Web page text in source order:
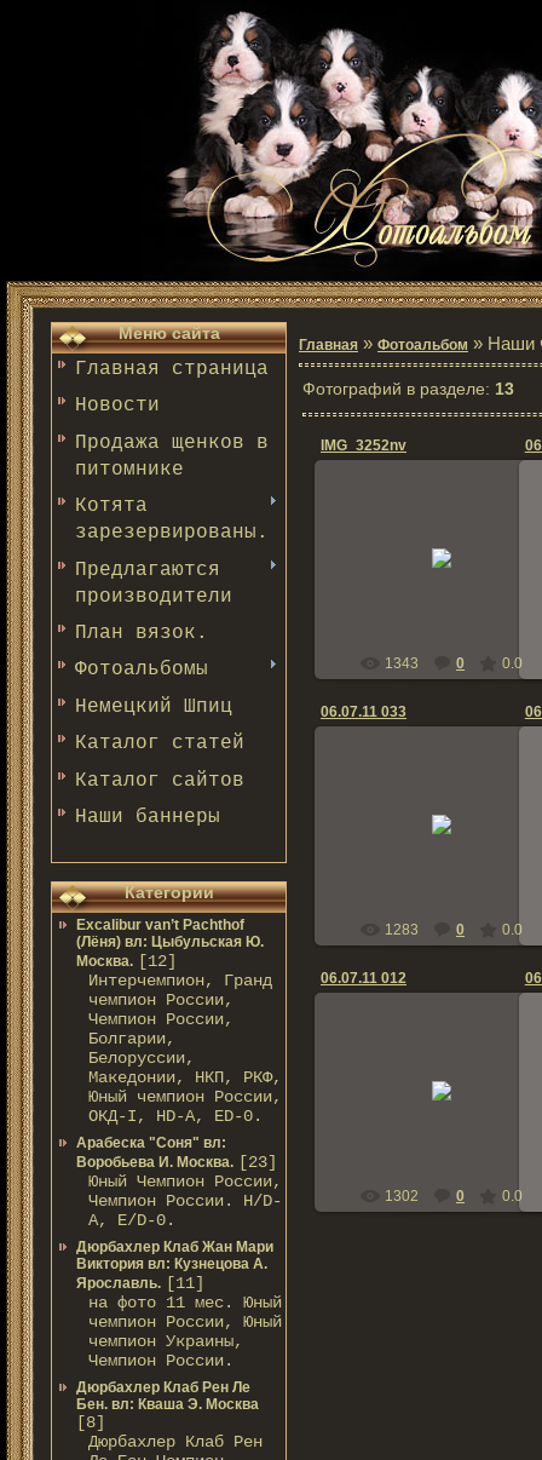
Меню сайта
Главная страница
Новости
Продажа щенков в
питомнике
Котята
зарезервированы.
Предлагаются
производители
План вязок.
Фотоальбомы
Немецкий Шпиц
Каталог статей
Каталог сайтов
Наши баннеры
Категории
Excalibur van’t Pachthof
(Лёня) вл: Цыбульская Ю.
Москва. [12]
Интерчемпион, Гранд
чемпион России,
Чемпион России,
Болгарии,
Белоруссии,
Македонии, НКП, РКФ,
Юный чемпион России,
ОКД-I, HD-A, ED-0.
Арабеска "Соня" вл:
Воробьева И. Москва. [23]
Юный Чемпион России,
Чемпион России. Н/D-
A, Е/D-0.
Дюрбахлер Клаб Жан Мари
Виктория вл: Кузнецова А.
Ярославль. [11]
на фото 11 мес. Юный
чемпион России, Юный
чемпион Украины,
Чемпион России.
Дюрбахлер Клаб Рен Ле
Бен. вл: Кваша Э. Москва
[8]
Дюрбахлер Клаб Рен
Главная » Фотоальбом » Наши
Фотографий в разделе: 13
IMG_3252nv
1343 0 0.0
06.07.11 033
1283 0 0.0
06.07.11 012
1302 0 0.0